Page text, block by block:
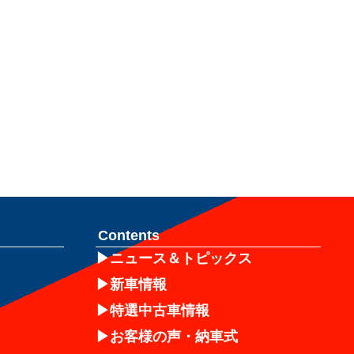
Contents
ニュース＆トピックス
新車情報
特選中古車情報
お客様の声・納車式